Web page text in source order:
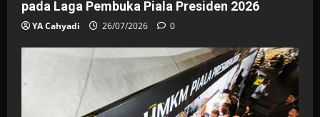
pada Laga Pembuka Piala Presiden 2026
YA Cahyadi 26/07/2026 0